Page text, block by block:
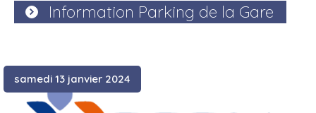
Information Parking de la Gare
samedi 13 janvier 2024